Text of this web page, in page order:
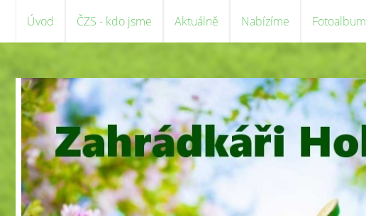
Úvod ČZS - kdo jsme Aktuálně Nabízíme Fotoalbum